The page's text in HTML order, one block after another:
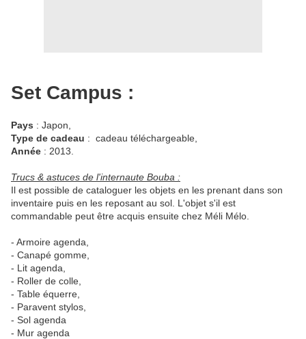
Set Campus :
Pays : Japon,
Type de cadeau : cadeau téléchargeable,
Année : 2013.
Trucs & astuces de l'internaute Bouba :
Il est possible de cataloguer les objets en les prenant dans son
inventaire puis en les reposant au sol. L'objet s'il est
commandable peut être acquis ensuite chez Méli Mélo.
- Armoire agenda,
- Canapé gomme,
- Lit agenda,
- Roller de colle,
- Table équerre,
- Paravent stylos,
- Sol agenda
- Mur agenda